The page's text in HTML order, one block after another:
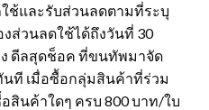
ช้และรับส่วนลดตามที่ระบุ
ส่วนลดใช้ได้ถึงวันที่ 30
ง ดีลสุดช็อค ที่ขนทัพมาจัด
ที เมื่อซื้อกลุ่มสินค้าที่ร่วม
สินค้าใดๆ ครบ 800 บาท/ใบ